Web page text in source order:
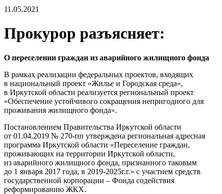
11.05.2021
Прокурор разъясняет:
О переселении граждан из аварийного жилищного фонда
В рамках реализации федеральных проектов, входящих
в национальный проект «Жилье и Городская среда»,
в Иркутской области реализуется региональный проект
«Обеспечение устойчивого сокращения непригодного для
проживания жилищного фонда».
Постановлением Правительства Иркутской области
от 01.04.2019 № 270-пп утверждена региональная адресная
программа Иркутской области «Переселение граждан,
проживающих на территории Иркутской области,
из аварийного жилищного фонда, признанного таковым
до 1 января 2017 года, в 2019-2025г.г.» с участием средств
государственной корпорации – Фонда содействия
реформированию ЖКХ.